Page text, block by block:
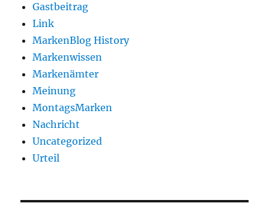
Gastbeitrag
Link
MarkenBlog History
Markenwissen
Markenämter
Meinung
MontagsMarken
Nachricht
Uncategorized
Urteil